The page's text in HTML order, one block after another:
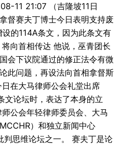
11 21:07 （吉隆坡11日
督赛夫丁博士今日表明支持废
的114A条文，因为此条文有
向首相传达 他说，巫青团长
会下议院通过的修正法令有微
此问题，再设法向首相拿督斯
在大马律师公会礼堂出席
文论坛时，表达了本身的立
公会年轻律师委员会、大马
）和独立新闻中心
判思维论坛之一。 赛夫丁是论